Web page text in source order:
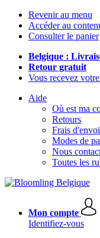
Revenir au menu
Accéder au
Consulter le panier
Belgique :
Retour gratuit
Vous recevez
Aide
Où est ma
Retours
Frais d'envoi
Modes de
Nous
Toutes les
Mon compte
Identifiez-vous